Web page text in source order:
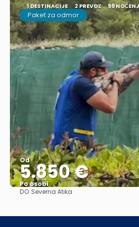
1 DESTINACIJE 2 PREVOZ 59
Paket za odmor
Od
5.850 €
Po osobi
DO:Severna Atika